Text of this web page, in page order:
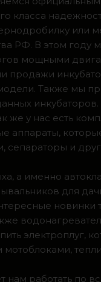
класса
или
РФ. В этом
мощными
продажи
Также
у нас есть
аппараты,
и
а именно
для
новинки
электроплуг,
работать по